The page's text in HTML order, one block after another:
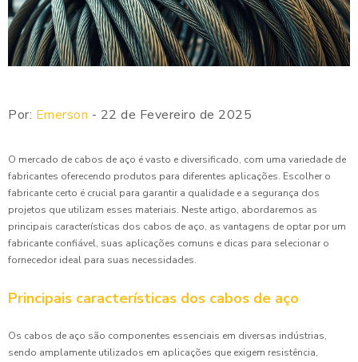
Por: Emerson - 22 de Fevereiro de 2025
O mercado de cabos de aço é vasto e diversificado, com uma variedade de
fabricantes oferecendo produtos para diferentes aplicações. Escolher o
fabricante certo é crucial para garantir a qualidade e a segurança dos
projetos que utilizam esses materiais. Neste artigo, abordaremos as
principais características dos cabos de aço, as vantagens de optar por um
fabricante confiável, suas aplicações comuns e dicas para selecionar o
fornecedor ideal para suas necessidades.
Principais características dos cabos de aço
Os cabos de aço são componentes essenciais em diversas indústrias,
sendo amplamente utilizados em aplicações que exigem resistência,